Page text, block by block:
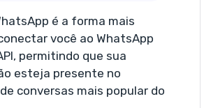
é a forma mais
você ao WhatsApp
permitindo que sua
esteja presente no
conversas mais popular do